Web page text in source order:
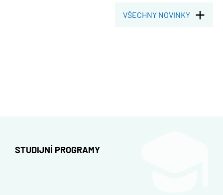
VŠECHNY NOVINKY
STUDIJNÍ PROGRAMY